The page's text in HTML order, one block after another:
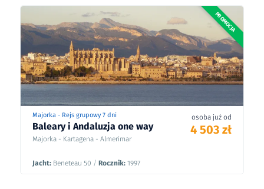
PROMOCJA
Majorka - Rejs grupowy 7 dni
Baleary i Andaluzja one way
Majorka - Kartagena - Almerimar
Jacht: Beneteau 50 / Rocznik: 1997
osoba już od
4 503 zł